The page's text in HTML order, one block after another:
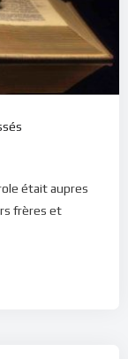
était aupres
frères et